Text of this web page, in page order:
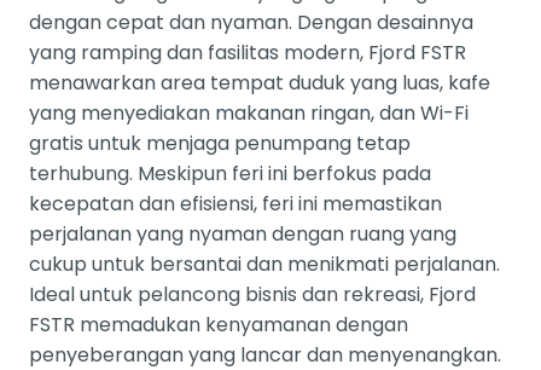
dengan cepat dan nyaman. Dengan desainnya
yang ramping dan fasilitas modern, Fjord FSTR
menawarkan area tempat duduk yang luas, kafe
yang menyediakan makanan ringan, dan Wi-Fi
gratis untuk menjaga penumpang tetap
terhubung. Meskipun feri ini berfokus pada
kecepatan dan efisiensi, feri ini memastikan
perjalanan yang nyaman dengan ruang yang
cukup untuk bersantai dan menikmati perjalanan.
Ideal untuk pelancong bisnis dan rekreasi, Fjord
FSTR memadukan kenyamanan dengan
penyeberangan yang lancar dan menyenangkan.